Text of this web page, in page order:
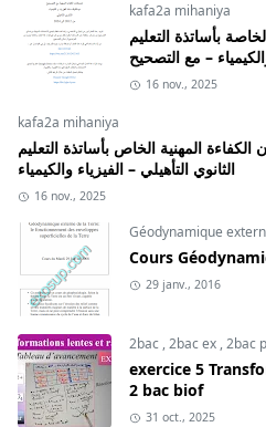
kafa2a mihaniya
بأساتذة التعليم
– مع التصحيح
16 nov., 2025
kafa2a mihaniya
الكفاءة المهنية الخاص بأساتذة التعليم
الثانوي التأهيلي – الفيزياء والكيمياء
16 nov., 2025
Géodynamique
Cours
29 janv., 2016
2bac,2bac ex,2bac
exercice 5
2 bac biof
31 oct., 2025